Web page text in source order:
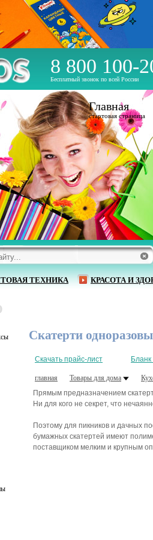
8 800 100-
Бесплатный звонок по всей России
ТЕХНИКА КРАСОТА И
Главная
стартовая страница
Скатерти
Скачать прайс-лист Бланк
главная Товары для дома
Прямым предназначением
Ни для кого не секрет, что
Поэтому для пикников и дачных
бумажных скатертей имеют
поставщиком мелким и крупным